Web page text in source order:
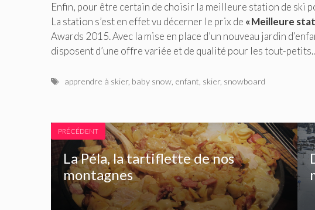
Enfin, pour être certain de choisir la meilleure station de ski
La station s’est en effet vu décerner le prix de « Meilleure
Awards 2015. Avec la mise en place d’un nouveau jardin
disposent d’une offre variée et de qualité pour les tout-
Étiquettes
apprendre à skier, baby snow enfant skier, snowboard
PRÉCÉDENT
La Péla, la tartiflette de nos
montagnes